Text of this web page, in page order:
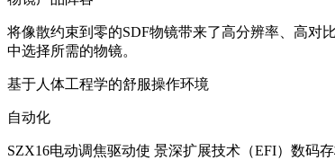
将像散约束到零的SDF物镜带来了高分辨率、高对
中选择所需的物镜。
基于人体工程学的舒服操作环境
自动化
SZX16电动调焦驱动使 景深扩展技术（EFI）数码